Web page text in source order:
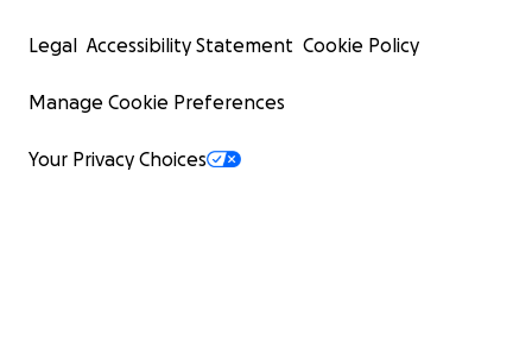
Legal Accessibility Statement Cookie Policy
Manage Cookie Preferences
Your Privacy Choices